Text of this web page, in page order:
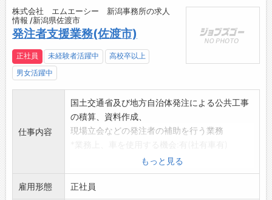
株式会社 エムエーシー 新潟事務所の求人
情報 /新潟県佐渡市
発注者支援業務(佐渡市)
正社員 未経験者活躍中
高校卒以上
男女活躍中
仕事内容
国土交通省及び地方自治体発注による公共工事
の積算、資料作成、
現場立会などの発注者の補助を行う業務
もっと見る
雇用形態 正社員